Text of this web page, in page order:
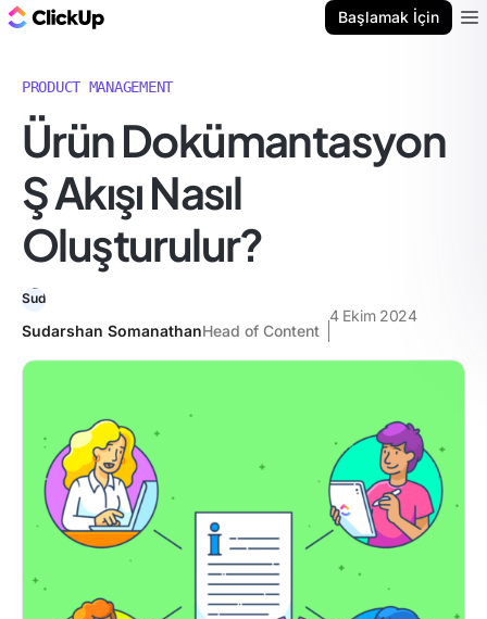
Başlamak İçin
PRODUCT MANAGEMENT
Ürün Dokümantasyon
Ş Akışı Nasıl
Oluşturulur?
Sudarshan SomanathanHead of Content
4 Ekim 2024